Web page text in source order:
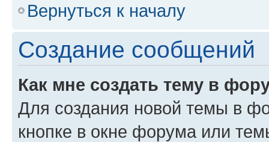
Вернуться к началу
Создание сообщений
Как мне создать тему в
Для создания новой темы в
кнопке в окне форума или